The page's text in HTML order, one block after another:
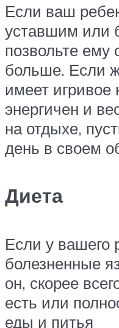
Если ваш
уставшим или
позвольте ему
больше. Если
имеет игривое
энергичен и
на отдыхе,
день в своем
Диета
Если у вашего
болезненные
он, скорее
есть или
еды и питья